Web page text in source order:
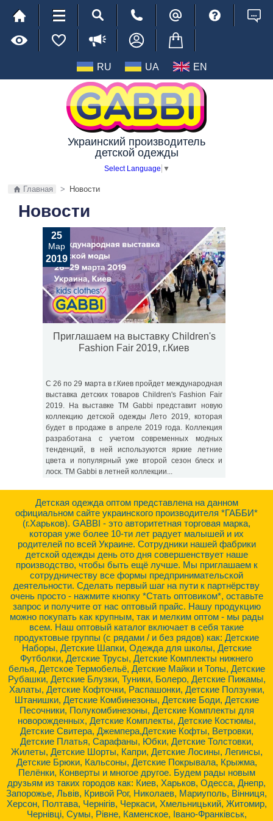
RU UA EN
Украинский производитель
детской одежды
Select Language ▼
Главная > Новости
Новости
25
Мар
2019
Приглашаем на выставку Children's
Fashion Fair 2019, г.Киев
С 26 по 29 марта в г.Киев пройдет международная
выставка детских товаров Children's Fashion Fair
2019. На выставке ТМ Gabbi представит новую
коллекцию детской одежды Лето 2019, которая
будет в продаже в апреле 2019 года. Коллекция
разработана с учетом современных модных
тенденций, в ней используются яркие летние
цвета и популярный уже второй сезон блеск и
лоск. ТМ Gabbi в летней коллекции...
Детская одежда оптом представлена на данном
официальном сайте украинского производителя *ГАББИ*
(г.Харьков). GABBI - это авторитетная торговая марка,
которая уже более 10-ти лет радует малышей и их
родителей по всей Украине. Сотрудники нашей фабрики
детской одежды день ото дня совершенствует наше
производство, чтобы быть ещё лучше. Мы приглашаем к
сотрудничеству все формы предпринимательской
деятельности. Сделать первый шаг на пути к партнёрству
очень просто - нажмите кнопку *Стать оптовиком*, оставьте
запрос и получите от нас оптовый прайс. Нашу продукцию
можно покупать как крупным, так и мелким оптом - мы рады
всем. Наш оптовый каталог включает в себя такие
продуктовые группы (с рядами / и без рядов) как: Детские
Наборы, Детские Шапки, Одежда для школы, Детские
Футболки, Детские Трусы, Детские Комплекты нижнего
белья, Детское Термобельё, Детские Майки и Топы, Детские
Рубашки, Детские Блузки, Туники, Болеро, Детские Пижамы,
Халаты, Детские Кофточки, Распашонки, Детские Ползунки,
Штанишки, Детские Комбинезоны, Детские Боди, Детские
Песочники, Полукомбинезоны, Детские Комплекты для
новорожденных, Детские Комплекты, Детские Костюмы,
Детские Свитера, Джемпера,Детские Кофты, Ветровки,
Детские Платья, Сарафаны, Юбки, Детские Толстовки,
Жилеты, Детские Шорты, Капри, Детские Лосины, Легинсы,
Детские Брюки, Кальсоны, Детские Покрывала, Крыжма,
Пелёнки, Конверты и многое другое. Будем рады новым
друзьям из таких городов как: Киев, Харьков, Одесса, Днепр,
Запорожье, Львів, Кривой Рог, Николаев, Мариуполь, Вінниця,
Херсон, Полтава, Чернігів, Черкаси, Хмельницький, Житомир,
Чернівці, Сумы, Рівне, Каменское, Івано-Франківськ,